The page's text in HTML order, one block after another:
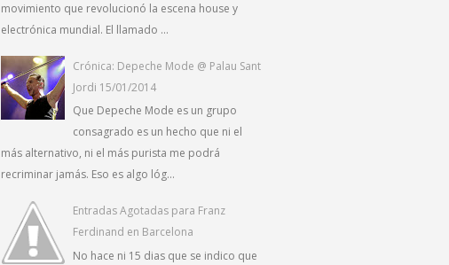
movimiento que revolucionó la escena house y
electrónica mundial. El llamado ...
Crónica: Depeche Mode @ Palau Sant
Jordi 15/01/2014
Que Depeche Mode es un grupo
consagrado es un hecho que ni el
más alternativo, ni el más purista me podrá
recriminar jamás. Eso es algo lóg...
Entradas Agotadas para Franz
Ferdinand en Barcelona
No hace ni 15 dias que se indico que